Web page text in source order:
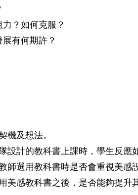
？如何克服？
有何期許？
機及想法。
設計的教科書上課時，學生反應
師選用教科書時是否會重視美感
美感教科書之後，是否能夠提升